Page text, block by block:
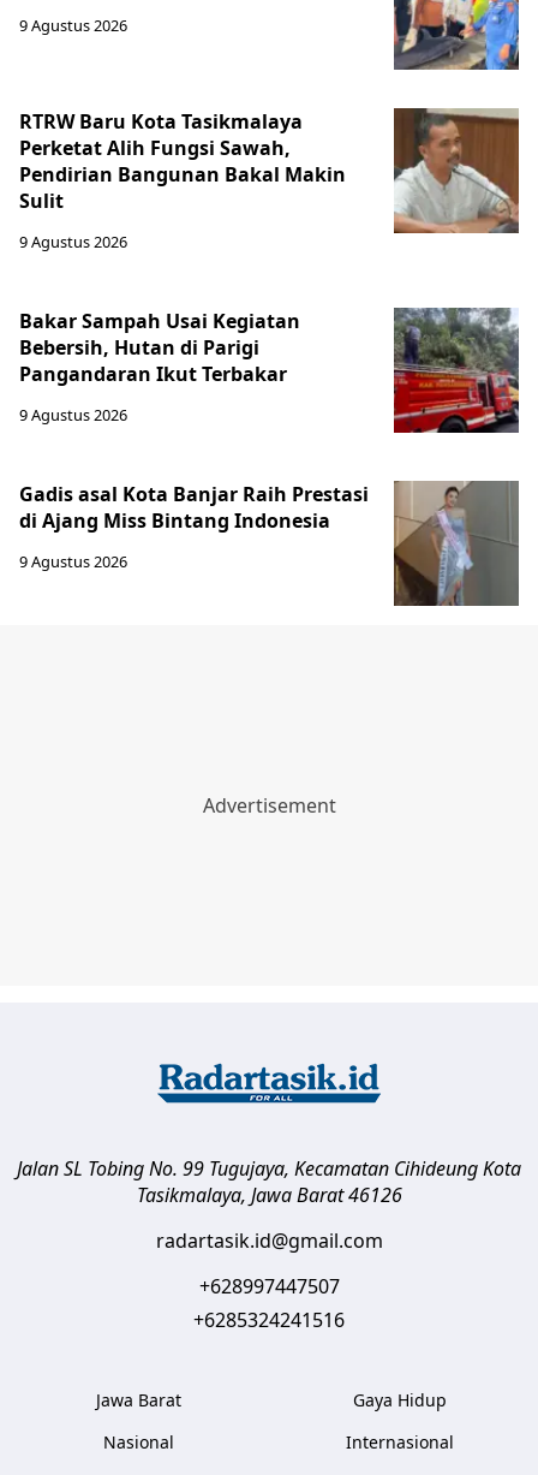
9 Agustus 2026
RTRW Baru Kota Tasikmalaya
Perketat Alih Fungsi Sawah,
Pendirian Bangunan Bakal Makin
Sulit
9 Agustus 2026
Bakar Sampah Usai Kegiatan
Bebersih, Hutan di Parigi
Pangandaran Ikut Terbakar
9 Agustus 2026
Gadis asal Kota Banjar Raih Prestasi
di Ajang Miss Bintang Indonesia
9 Agustus 2026
Jalan SL Tobing No. 99 Tugujaya, Kecamatan CihideungKota
Tasikmalaya, Jawa Barat 46126
radartasik.id@gmail.com
+628997447507
+6285324241516
Jawa Barat
Nasional
Gaya Hidup
Internasional